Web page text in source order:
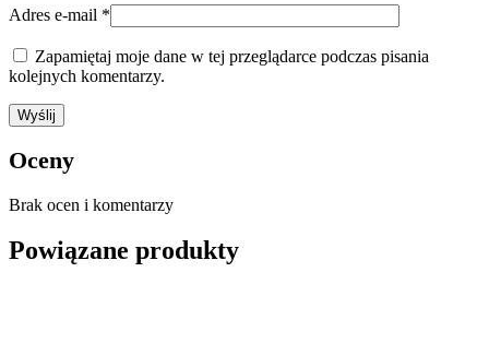
Adres e-mail *
Zapamiętaj moje dane w tej przeglądarce podczas pisania
kolejnych komentarzy.
Oceny
Brak ocen i komentarzy
Powiązane produkty